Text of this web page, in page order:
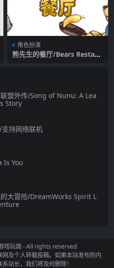
角色扮演
熊先生的餐厅/Bears Restaur
盟外传/Song of Nunu: A Lea
Story
持网络联机
Is You
大冒险/DreamWorks Spirit L
戏玩国- All rights reserved
及个人转载投稿。如果本站发布的内
站长，我们将及时删除！